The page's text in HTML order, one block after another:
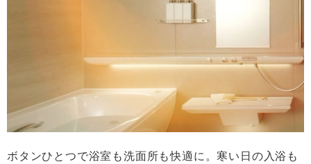
ボタンひとつで浴室も洗面所も快適に。寒い日の入浴も